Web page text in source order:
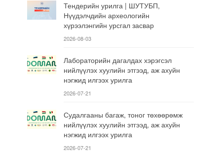
Тендерийн урилга | ШУТУБП,
Нүүдэлчдийн археологийн
хүрээлэнгийн урсгал засвар
2026-08-03
Лабораторийн дагалдах хэрэгсэл
нийлүүлэх хуулийн этгээд, аж ахуйн
нэгжид илгээх урилга
2026-07-21
Судалгааны багаж, тоног төхөөрөмж
нийлүүлэх хуулийн этгээд, аж ахуйн
нэгжид илгээх урилга
2026-07-21